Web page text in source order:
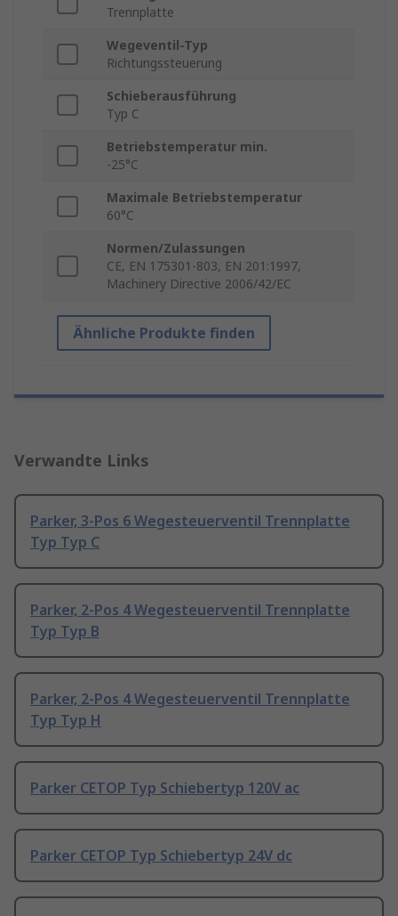
Trennplatte
Wegeventil-Typ
Richtungssteuerung
Schieberausführung
Typ C
Betriebstemperatur min.
-25°C
Maximale Betriebstemperatur
60°C
Normen/Zulassungen
CE, EN 175301-803, EN 201:1997,
Machinery Directive 2006/42/EC
Ähnliche Produkte finden
Verwandte Links
Parker, 3-Pos 6 Wegesteuerventil Trennplatte
Typ Typ C
Parker, 2-Pos 4 Wegesteuerventil Trennplatte
Typ Typ B
Parker, 2-Pos 4 Wegesteuerventil Trennplatte
Typ Typ H
Parker CETOP Typ Schiebertyp 120V ac
Parker CETOP Typ Schiebertyp 24V dc